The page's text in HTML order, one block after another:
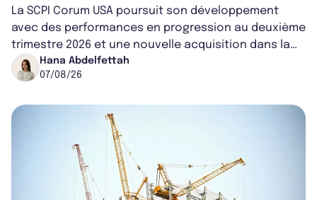
La SCPI Corum USA poursuit son développement
avec des performances en progression au deuxième
trimestre 2026 et une nouvelle acquisition dans la
région de Chicago. Entre hausse de...
Hana Abdelfettah
07/08/26